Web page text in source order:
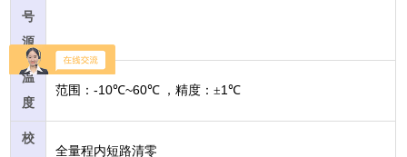
号
源
温
度
范围：-10℃~60℃ ，精度：±1℃
校
全量程内短路清零